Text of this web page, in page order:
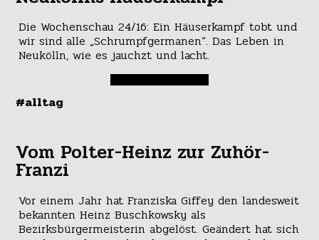
Die Wochenschau 24/16: Ein Häuserkampf tobt und
wir sind alle „Schrumpfgermanen“. Das Leben in
Neukölln, wie es jauchzt und lacht.
#alltag
Vom Polter-Heinz zur Zuhör-
Franzi
Vor einem Jahr hat Franziska Giffey den landesweit
bekannten Heinz Buschkowsky als
Bezirksbürgermeisterin abgelöst. Geändert hat sich